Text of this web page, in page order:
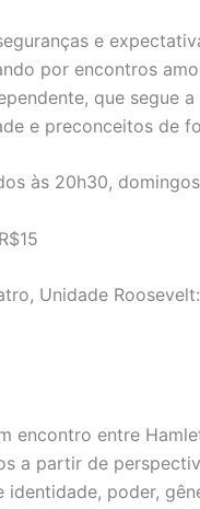
e
por encontros
que segue
e preconceitos de
às 20h30,
Unidade
encontro entre
a partir de
identidade, poder,